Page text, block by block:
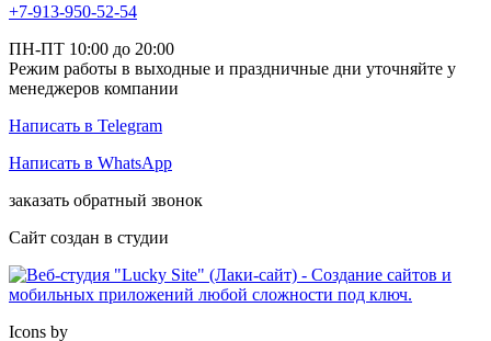
+7-913-950-52-54
ПН-ПТ 10:00 до 20:00
Режим работы в выходные и праздничные дни уточняйте у
менеджеров компании
Написать в Telegram
Написать в WhatsApp
заказать обратный звонок
Сайт создан в студии
Icons by